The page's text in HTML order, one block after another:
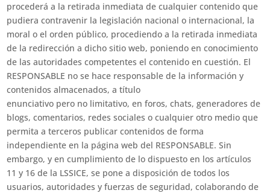
procederá a la retirada inmediata de cualquier contenido que
pudiera contravenir la legislación nacional o internacional, la
moral o el orden público, procediendo a la retirada inmediata
de la redirección a dicho sitio web, poniendo en conocimiento
de las autoridades competentes el contenido en cuestión. El
RESPONSABLE no se hace responsable de la información y
contenidos almacenados, a título
enunciativo pero no limitativo, en foros, chats, generadores de
blogs, comentarios, redes sociales o cualquier otro medio que
permita a terceros publicar contenidos de forma
independiente en la página web del RESPONSABLE. Sin
embargo, y en cumplimiento de lo dispuesto en los artículos
11 y 16 de la LSSICE, se pone a disposición de todos los
usuarios, autoridades y fuerzas de seguridad, colaborando de